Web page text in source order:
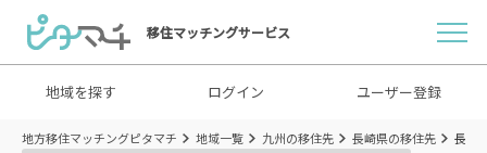
移住マッチングサービス
地域を探す ログイン ユーザー登録
地方移住マッチングピタマチ 地域一覧 九州の移住先 長崎県の移住先 長崎